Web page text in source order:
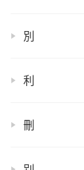
別
利
刪